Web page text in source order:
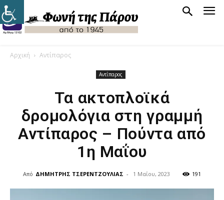
Αρχική Αντίπαρος
Αντίπαρος
Τα ακτοπλοϊκά
δρομολόγια στη γραμμή
Αντίπαρος – Πούντα από
1η Μαΐου
Από ΔΗΜΗΤΡΗΣ ΤΣΕΡΕΝΤΖΟΥΛΙΑΣ - 1 Μαΐου, 2023 191